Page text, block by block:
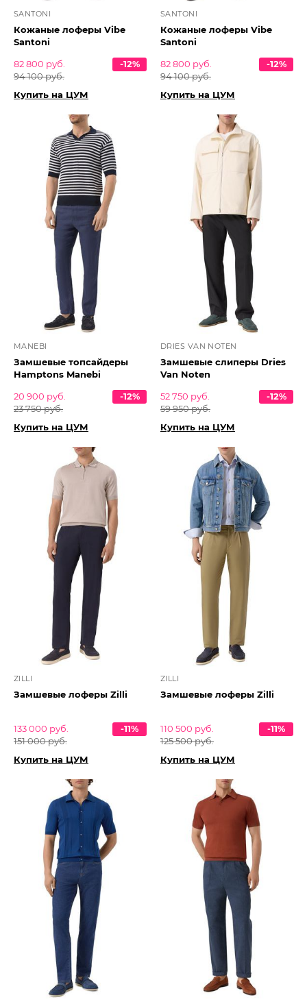
SANTONI
Кожаные лоферы Vibe
Santoni
82 800 руб.
94 100 руб.
-12%
Купить на ЦУМ
SANTONI
Кожаные лоферы Vibe
Santoni
82 800 руб.
94 100 руб.
-12%
Купить на ЦУМ
MANEBI
Замшевые топсайдеры
Hamptons Manebi
20 900 руб.
23 750 руб.
-12%
Купить на ЦУМ
DRIES VAN NOTEN
Замшевые слиперы Dries
Van Noten
52 750 руб.
59 950 руб.
-12%
Купить на ЦУМ
ZILLI
Замшевые лоферы Zilli
133 000 руб.
151 000 руб.
-11%
Купить на ЦУМ
ZILLI
Замшевые лоферы Zilli
110 500 руб.
125 500 руб.
-11%
Купить на ЦУМ